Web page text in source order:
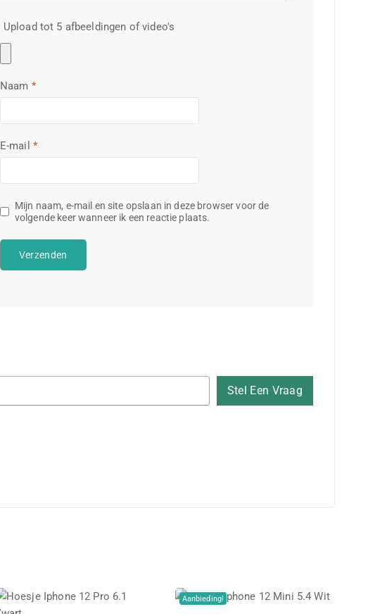
Upload tot 5 afbeeldingen of video's
Naam *
E-mail *
Mijn naam, e-mail en site opslaan in deze browser voor de
volgende keer wanneer ik een reactie plaats.
Stel Een Vraag
Aanbieding!